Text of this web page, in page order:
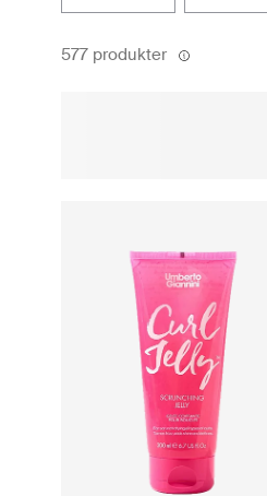
577 produkter